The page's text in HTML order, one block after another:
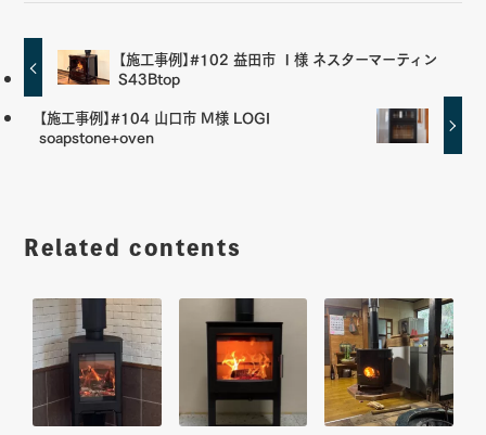
【施工事例】#102 益田市 Ｉ様 ネスターマーティン
S43Btop
【施工事例】#104 山口市 M様 LOGI
soapstone+oven
Related contents